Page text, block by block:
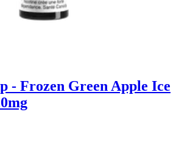
- Frozen Green Apple Ice